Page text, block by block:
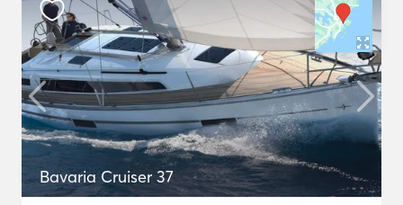
Bavaria Cruiser 37